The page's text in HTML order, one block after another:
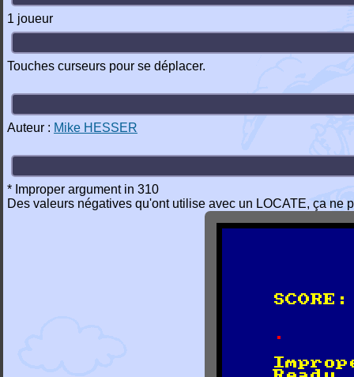
1 joueur
Touches curseurs pour se déplacer.
Auteur : Mike HESSER
* Improper argument in 310
Des valeurs négatives qu'ont utilise avec un LOCATE, ça ne